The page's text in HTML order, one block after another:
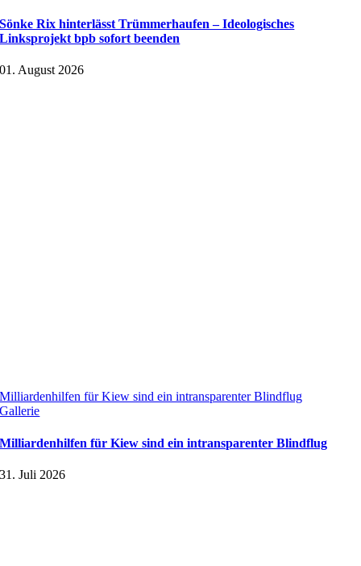
Sönke Rix hinterlässt Trümmerhaufen – Ideologisches
Linksprojekt bpb sofort beenden
01. August 2026
Milliardenhilfen für Kiew sind ein intransparenter Blindflug
Gallerie
Milliardenhilfen für Kiew sind ein intransparenter Blindflug
31. Juli 2026